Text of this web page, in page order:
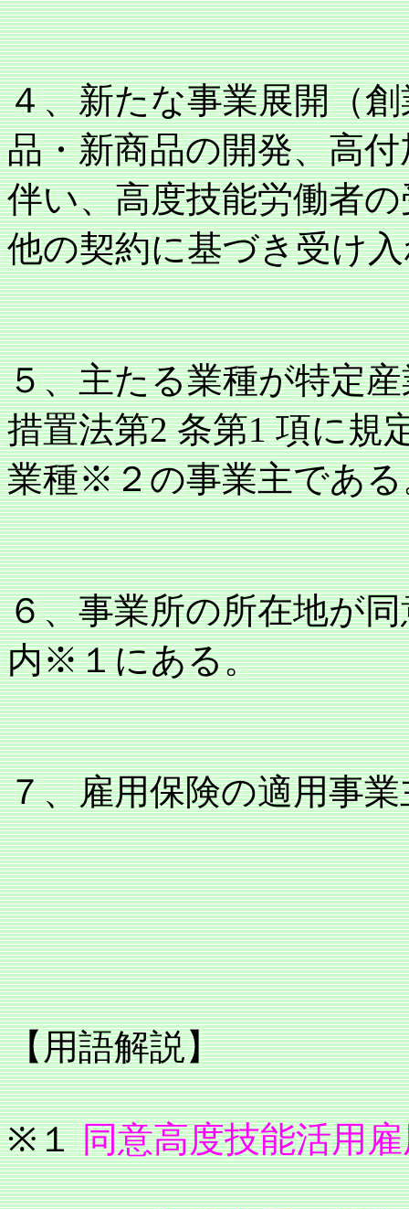
４、新たな事業展開（
品・新商品の開発、高
伴い、高度技能労働者
他の契約に基づき受け
５、主たる業種が特定
措置法第2 条第1 項に規
業種※２の事業主である
６、事業所の所在地が
内※１にある。
７、雇用保険の適用事
【用語解説】
※１同意高度技能活用